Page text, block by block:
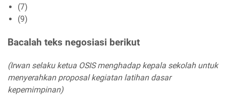
(7)
(9)
Bacalah teks negosiasi berikut
(Irwan selaku ketua OSIS menghadap kepala sekolah untuk
menyerahkan proposal kegiatan latihan dasar
kepemimpinan)